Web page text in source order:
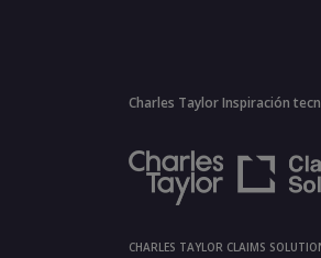
Charles Taylor Inspiración
CHARLES TAYLOR CLAIMS